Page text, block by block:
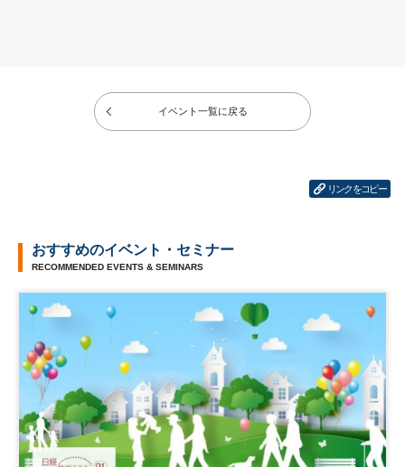
イベント一覧に戻る
リンクをコピー
おすすめのイベント・セミナー
RECOMMENDED EVENTS & SEMINARS